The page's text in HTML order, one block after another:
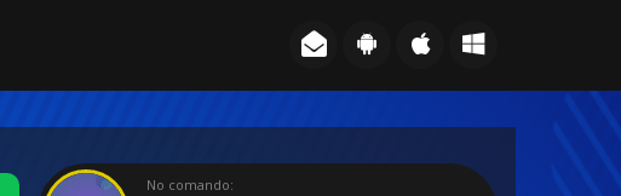
No comando: